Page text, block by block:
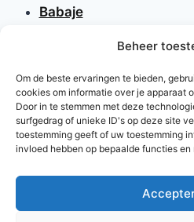
Beheer
Om de beste ervaringen te bieden,
cookies om informatie over je apparaat
Door in te stemmen met deze
surfgedrag of unieke ID's op deze site
toestemming geeft of uw toestemming
invloed hebben op bepaalde functies en
Babaje
Brock
Bronce
Boneta